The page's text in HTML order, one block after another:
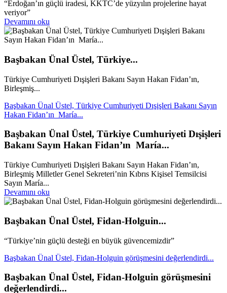
“Erdoğan’ın güçlü iradesi, KKTC’de yüzyılın projelerine hayat
veriyor”
Devamını oku
Başbakan Ünal Üstel, Türkiye...
Türkiye Cumhuriyeti Dışişleri Bakanı Sayın Hakan Fidan’ın,
Birleşmiş...
Başbakan Ünal Üstel, Türkiye Cumhuriyeti Dışişleri Bakanı Sayın
Hakan Fidan’ın María...
Başbakan Ünal Üstel, Türkiye Cumhuriyeti Dışişleri
Bakanı Sayın Hakan Fidan’ın María...
Türkiye Cumhuriyeti Dışişleri Bakanı Sayın Hakan Fidan’ın,
Birleşmiş Milletler Genel Sekreteri’nin Kıbrıs Kişisel Temsilcisi
Sayın María...
Devamını oku
Başbakan Ünal Üstel, Fidan-Holguin...
“Türkiye’nin güçlü desteği en büyük güvencemizdir”
Başbakan Ünal Üstel, Fidan-Holguin görüşmesini değerlendirdi...
Başbakan Ünal Üstel, Fidan-Holguin görüşmesini
değerlendirdi...